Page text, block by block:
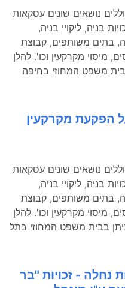
נושאים שונים עסקאות
בניה, ליקויי בניה,
בתים משותפים, קבוצת
מיסוי מקרקעין וכו'. להלן
משפט המחוזי בחיפה
הפקעת מקרקעין
נושאים שונים עסקאות
בניה, ליקויי בניה,
הסכמי שכירות, עסקאות קומבינציה, בתים משותפים, קבוצת
מיסוי מקרקעין וכו'. להלן
בבית משפט המחוזי בתל
נחלה - זכויות "בר